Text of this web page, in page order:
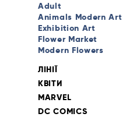
Adult
Animals Modern Art
Exhibition Art
Flower Market
Modern Flowers
ЛІНІЇ
КВІТИ
MARVEL
DC COMICS